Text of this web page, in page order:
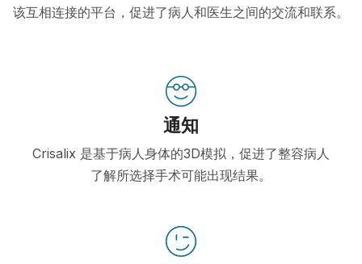
该互相连接的平台，促进了病人和医生之间的交流和联系。
通知
Crisalix 是基于病人身体的3D模拟，促进了整容病人
了解所选择手术可能出现结果。